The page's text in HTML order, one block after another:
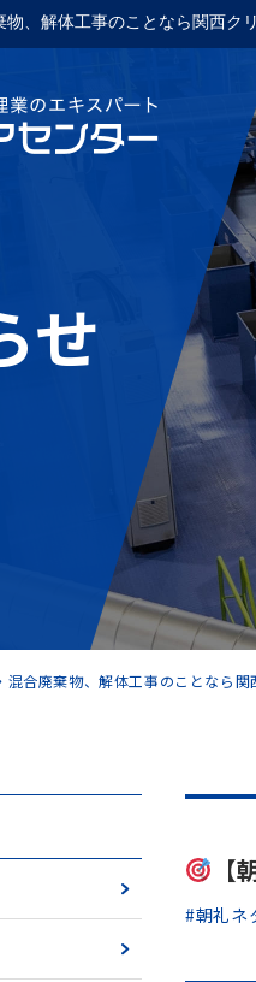
、解体工事のことなら関西ク
せ
混合廃棄物、解体工事のことなら関
#朝礼ネ